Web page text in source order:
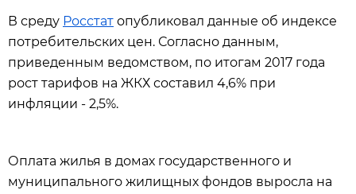
В среду Росстат опубликовал данные об индексе
потребительских цен. Согласно данным,
приведенным ведомством, по итогам 2017 года
рост тарифов на ЖКХ составил 4,6% при
инфляции - 2,5%.
Оплата жилья в домах государственного и
муниципального жилищных фондов выросла на